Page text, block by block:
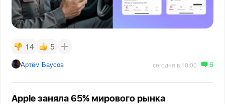
14 5
Артём Баусов сегодня в 10:00 6
Apple заняла 65% мирового рынка